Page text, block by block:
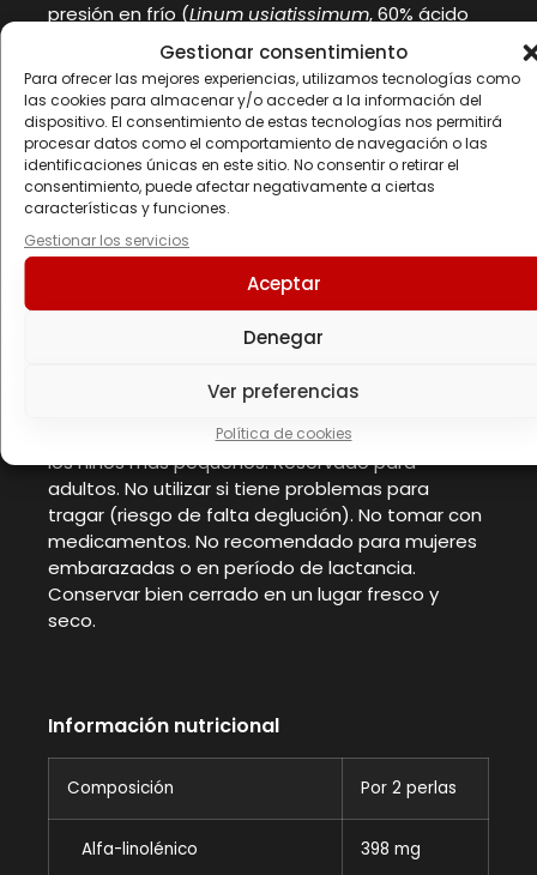
Gestionar consentimiento
Para ofrecer las mejores experiencias, utilizamos tecnologías como
las cookies para almacenar y/o acceder a la información del
dispositivo. El consentimiento de estas tecnologías nos permitirá
procesar datos como el comportamiento de navegación o las
identificaciones únicas en este sitio. No consentir o retirar el
consentimiento, puede afectar negativamente a ciertas
características y funciones.
Gestionar los servicios
Aceptar
Denegar
Ver preferencias
Política de cookies
presión en frío (Linum usiatissimum, 60% ácido
alfa linolénico, 20% ácido linoleico y 20% ácido
oleico), aceite de onagra (Oenothera biennis
L.,10% ácido gamma linolénico), perla (gelatina y
humectante (glicerina)) y antioxidante
(extracto rico en tocoferoles).Puede contener
trazas de gluten (trigo y avena), frutos de
cáscara, cacahuete, huevos, leche y soja.Lote /
Consumir preferentemente antes del fin de:
ver envase.Advertencias:Los complementos
alimenticios no deben utilizarse como sustitutos
una dieta variada y equilibrada y un estilo de
vida saludable. No superar la dosis diaria
expresamente recomendada. No superar una
ingesta diaria suplementaria de 3 g de EPA y de
DHA combinados. Mantener fuera del alcance de
los niños más pequeños. Reservado para
adultos. No utilizar si tiene problemas para
tragar (riesgo de falta deglución). No tomar con
medicamentos. No recomendado para mujeres
embarazadas o en período de lactancia.
Conservar bien cerrado en un lugar fresco y
seco.
Información nutricional
Composición Por 2 perlas
Alfa-linolénico 398 mg